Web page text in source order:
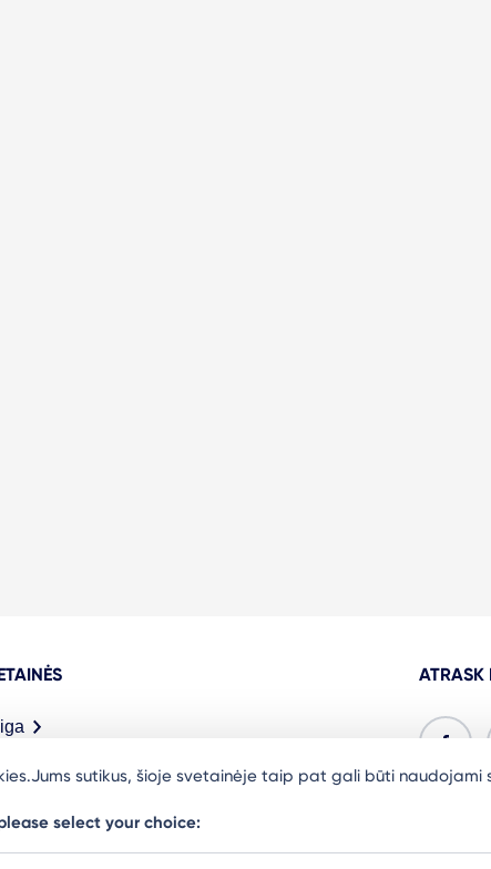
ATRASK
sutikus, šioje svetainėje taip pat gali būti naudojami
select your choice: